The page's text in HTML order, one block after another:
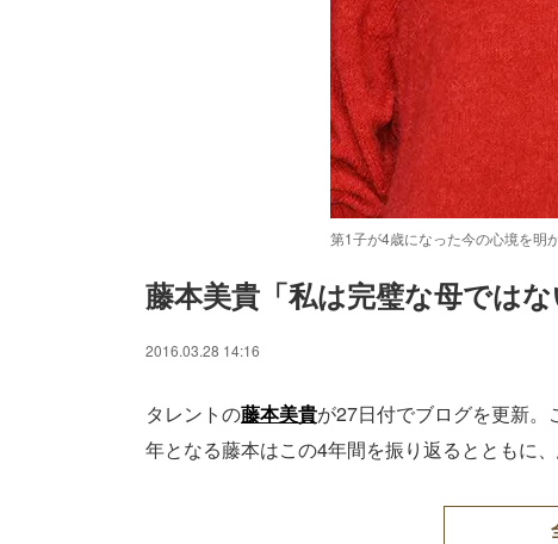
第1子が4歳になった今の心境を明
藤本美貴「私は完璧な母では
2016.03.28 14:16
タレントの藤本美貴が27日付でブログを更新
年となる藤本はこの4年間を振り返るとともに